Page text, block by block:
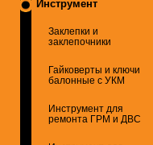
Инструмент
Заклепки и
заклепочники
Гайковерты и ключи
балонные с УКМ
Инструмент для
ремонта ГРМ и ДВС